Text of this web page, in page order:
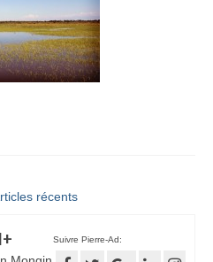
récents
Suivre Pierre-Ad:
+